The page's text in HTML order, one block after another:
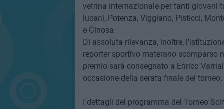
vetrina internazionale per tanti giovani
lucani, Potenza, Viggiano, Pisticci,
e Ginosa.
Di assoluta rilevanza, inoltre,
reporter sportivo materano scomparso
premio sarà consegnato a Enrico
occasione della serata finale del
I dettagli del programma del Torneo